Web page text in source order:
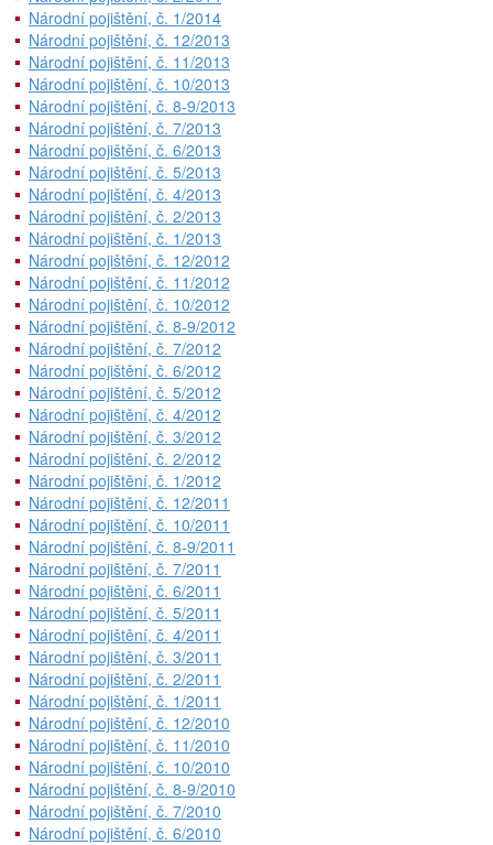
Národní pojištění, č. 1/2014
Národní pojištění, č. 12/2013
Národní pojištění, č. 11/2013
Národní pojištění, č. 10/2013
Národní pojištění, č. 8-9/2013
Národní pojištění, č. 7/2013
Národní pojištění, č. 6/2013
Národní pojištění, č. 5/2013
Národní pojištění, č. 4/2013
Národní pojištění, č. 2/2013
Národní pojištění, č. 1/2013
Národní pojištění, č. 12/2012
Národní pojištění, č. 11/2012
Národní pojištění, č. 10/2012
Národní pojištění, č. 8-9/2012
Národní pojištění, č. 7/2012
Národní pojištění, č. 6/2012
Národní pojištění, č. 5/2012
Národní pojištění, č. 4/2012
Národní pojištění, č. 3/2012
Národní pojištění, č. 2/2012
Národní pojištění, č. 1/2012
Národní pojištění, č. 12/2011
Národní pojištění, č. 10/2011
Národní pojištění, č. 8-9/2011
Národní pojištění, č. 7/2011
Národní pojištění, č. 6/2011
Národní pojištění, č. 5/2011
Národní pojištění, č. 4/2011
Národní pojištění, č. 3/2011
Národní pojištění, č. 2/2011
Národní pojištění, č. 1/2011
Národní pojištění, č. 12/2010
Národní pojištění, č. 11/2010
Národní pojištění, č. 10/2010
Národní pojištění, č. 8-9/2010
Národní pojištění, č. 7/2010
Národní pojištění, č. 6/2010